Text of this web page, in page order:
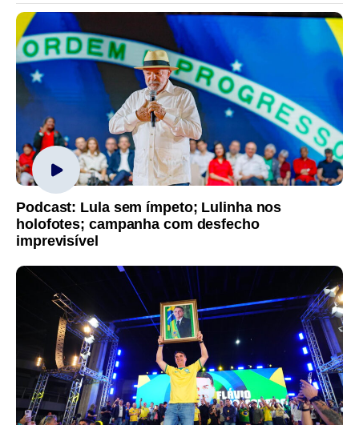
Podcast: Lula sem ímpeto; Lulinha nos
holofotes; campanha com desfecho
imprevisível